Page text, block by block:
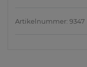
Artikelnummer: 9347